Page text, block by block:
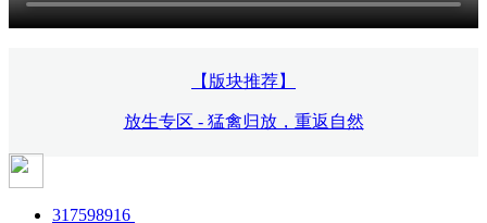
【版块推荐】
放生专区 - 猛禽归放，重返自然
317598916